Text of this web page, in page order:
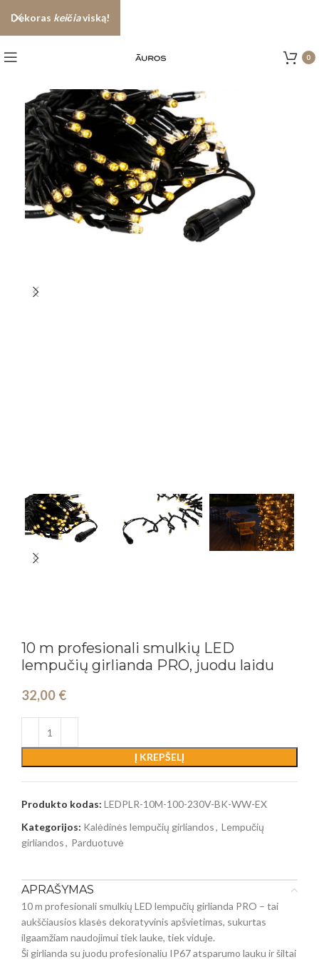
0
10 m profesionali smulkių LED
lempučių girlianda PRO, juodu laidu
32,00 €
Į KREPŠELĮ
Produkto kodas: LEDPLR-10M-100-230V-BK-WW-EX
Kategorijos: Kalėdinės lempučių girliandos, Lempučių
girliandos, Parduotuvė
APRAŠYMAS
10 m profesionali smulkių LED lempučių girlianda PRO – tai
aukščiausios klasės dekoratyvinis apšvietimas, sukurtas
ilgaamžiam naudojimui tiek lauke, tiek viduje.
Ši girlianda su juodu profesionaliu IP67 atsparumo lauku ir šiltai
Dekoras keičiaviską!